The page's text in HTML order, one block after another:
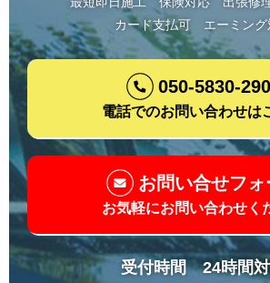
カード支払可
エーミン
050-5830-
電話でのお問い合わせは
お問い合せフォ
お気軽にお問い合わせく
受付時間 24時間